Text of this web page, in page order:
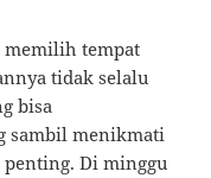
memilih tempat
tidak selalu
bisa
sambil menikmati
Di minggu